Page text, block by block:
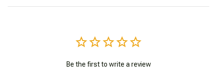
Be the first to write a review